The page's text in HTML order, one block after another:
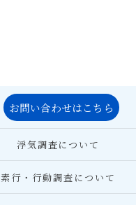
お問い合わせはこちら
浮気調査について
素行・行動調査について